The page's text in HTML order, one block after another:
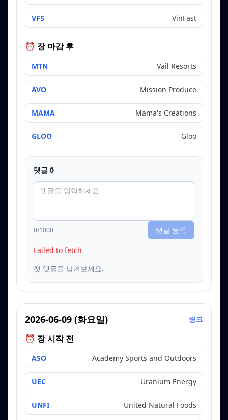
VFS VinFast
⏰ 장 마감 후
MTN Vail Resorts
AVO Mission Produce
MAMA Mama's Creations
GLOO Gloo
댓글 0
0/1000 댓글 등록
Failed to fetch
첫 댓글을 남겨보세요.
2026-06-09 (화요일) 링크
⏰ 장 시작 전
ASO Academy Sports and Outdoors
UEC Uranium Energy
UNFI United Natural Foods